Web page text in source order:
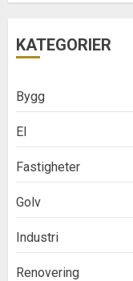
KATEGORIER
Bygg
El
Fastigheter
Golv
Industri
Renovering